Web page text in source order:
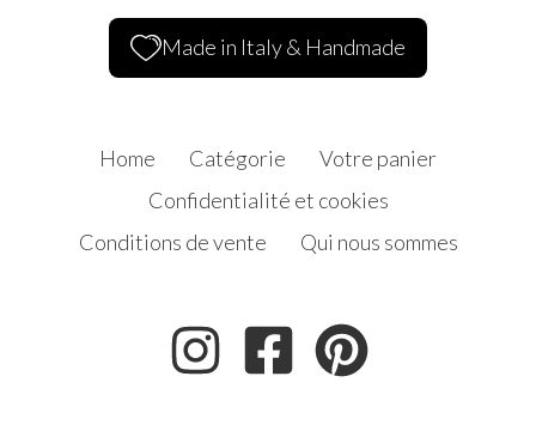
Made in Italy & Handmade
Home Catégorie
Votre panier
Confidentialité et cookies
Conditions de vente
Qui nous sommes